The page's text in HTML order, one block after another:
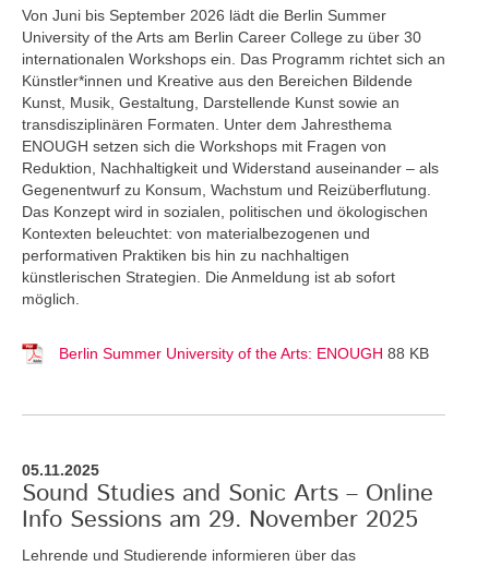
Von Juni bis September 2026 lädt die Berlin Summer
University of the Arts am Berlin Career College zu über 30
internationalen Workshops ein. Das Programm richtet sich an
Künstler*innen und Kreative aus den Bereichen Bildende
Kunst, Musik, Gestaltung, Darstellende Kunst sowie an
transdisziplinären Formaten. Unter dem Jahresthema
ENOUGH setzen sich die Workshops mit Fragen von
Reduktion, Nachhaltigkeit und Widerstand auseinander – als
Gegenentwurf zu Konsum, Wachstum und Reizüberflutung.
Das Konzept wird in sozialen, politischen und ökologischen
Kontexten beleuchtet: von materialbezogenen und
performativen Praktiken bis hin zu nachhaltigen
künstlerischen Strategien. Die Anmeldung ist ab sofort
möglich.
Berlin Summer University of the Arts: ENOUGH 88 KB
05.11.2025
Sound Studies and Sonic Arts – Online
Info Sessions am 29. November 2025
Lehrende und Studierende informieren über das